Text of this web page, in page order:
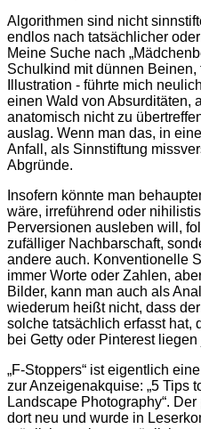
Algorithmen sind nicht
endlos nach tatsächlicher
Meine Suche nach
Schulkind mit dünnen
Illustration - führte mich
einen Wald von Absurditäten,
anatomisch nicht zu
auslag. Wenn man das, in
Anfall, als Sinnstiftung
Abgründe.
Insofern könnte man
wäre, irreführend oder
Perversionen ausleben will,
zufälliger Nachbarschaft,
andere auch. Konventionelle
immer Worte oder Zahlen,
Bilder, kann man auch als
wiederum heißt nicht, dass
solche tatsächlich erfasst hat,
bei Getty oder Pinterest
„F-Stoppers“ ist eigentlich
zur Anzeigenakquise: „5 Tips
Landscape Photography“.
dort neu und wurde in